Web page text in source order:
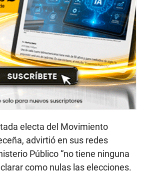
electa del Movimiento
advirtió en sus redes
Público “no tiene ninguna
como nulas las elecciones.